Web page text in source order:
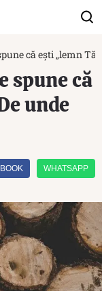
că ești „lemn
spune că
unde
WHATSAPP